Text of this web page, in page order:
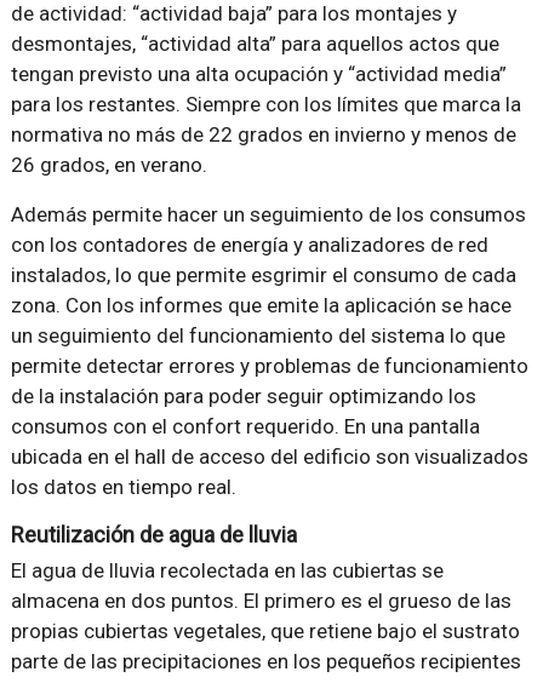
de actividad: “actividad baja” para los montajes y
desmontajes, “actividad alta” para aquellos actos que
tengan previsto una alta ocupación y “actividad media”
para los restantes. Siempre con los límites que marca la
normativa no más de 22 grados en invierno y menos de
26 grados, en verano.
Además permite hacer un seguimiento de los consumos
con los contadores de energía y analizadores de red
instalados, lo que permite esgrimir el consumo de cada
zona. Con los informes que emite la aplicación se hace
un seguimiento del funcionamiento del sistema lo que
permite detectar errores y problemas de funcionamiento
de la instalación para poder seguir optimizando los
consumos con el confort requerido. En una pantalla
ubicada en el hall de acceso del edificio son visualizados
los datos en tiempo real.
Reutilización de agua de lluvia
El agua de lluvia recolectada en las cubiertas se
almacena en dos puntos. El primero es el grueso de las
propias cubiertas vegetales, que retiene bajo el sustrato
parte de las precipitaciones en los pequeños recipientes